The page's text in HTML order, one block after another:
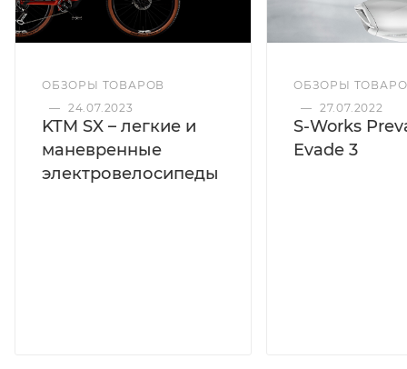
ОБЗОРЫ ТОВАРОВ
— 24.07.2023
KTM SX – легкие и
маневренные
электровелосипеды
ОБЗОРЫ
— 27.07.2022
S-Works
Evade 3